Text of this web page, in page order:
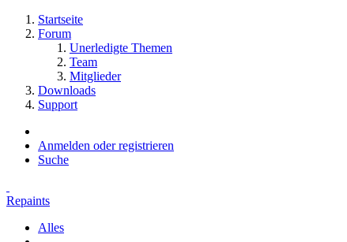
Startseite
Forum
Unerledigte Themen
Team
Mitglieder
Downloads
Support
Anmelden oder registrieren
Suche
Repaints
Alles